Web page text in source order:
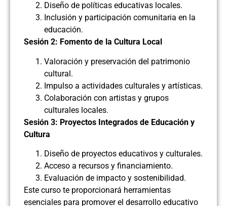
Diseño de políticas educativas locales.
Inclusión y participación comunitaria en la
educación.
Sesión 2: Fomento de la Cultura Local
Valoración y preservación del patrimonio
cultural.
Impulso a actividades culturales y artísticas.
Colaboración con artistas y grupos
culturales locales.
Sesión 3: Proyectos Integrados de Educación y
Cultura
Diseño de proyectos educativos y culturales.
Acceso a recursos y financiamiento.
Evaluación de impacto y sostenibilidad.
Este curso te proporcionará herramientas
esenciales para promover el desarrollo educativo